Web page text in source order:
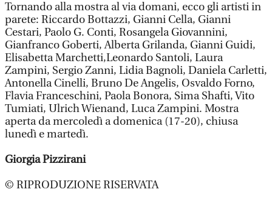
Tornando alla mostra al via domani, ecco gli artisti in
parete: Riccardo Bottazzi, Gianni Cella, Gianni
Cestari, Paolo G. Conti, Rosangela Giovannini,
Gianfranco Goberti, Alberta Grilanda, Gianni Guidi,
Elisabetta Marchetti,Leonardo Santoli, Laura
Zampini, Sergio Zanni, Lidia Bagnoli, Daniela Carletti,
Antonella Cinelli, Bruno De Angelis, Osvaldo Forno,
Flavia Franceschini, Paola Bonora, Sima Shafti, Vito
Tumiati, Ulrich Wienand, Luca Zampini. Mostra
aperta da mercoledì a domenica (17-20), chiusa
lunedì e martedì.
Giorgia Pizzirani
© RIPRODUZIONE RISERVATA